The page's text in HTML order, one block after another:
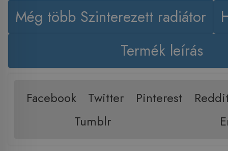
Még több Szinterezett radiátor
Termék leírás
Facebook Twitter Pinterest
Tumblr